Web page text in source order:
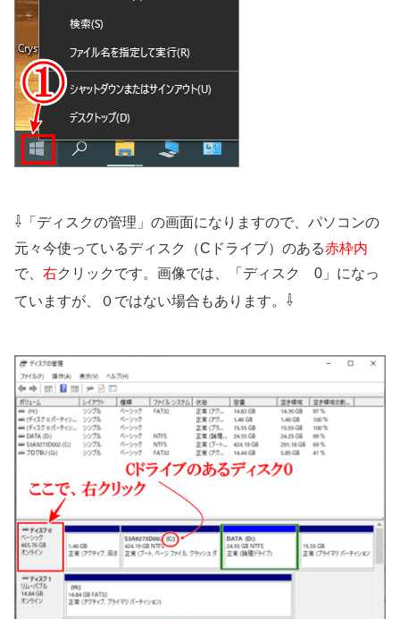
⇩ 「ディスクの管理」の画面になりますので、パソコンの
元々今使っているディスク（Cドライブ）のある赤枠内
で、 右クリックです。画像では、「ディスク 0」になっ
ていますが、０ではない場合もあります。 ⇩